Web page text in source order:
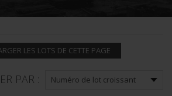
LES LOTS DE CETTE PAGE
PAR :